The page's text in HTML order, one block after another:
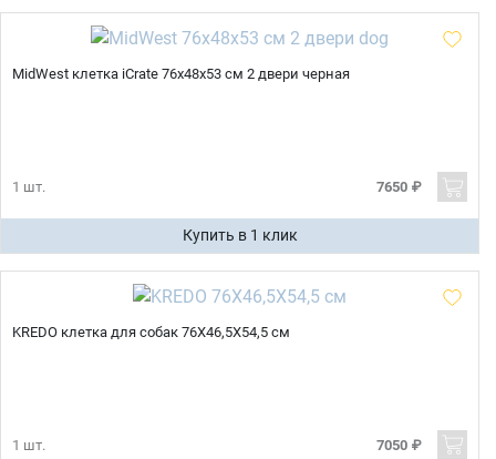
MidWest клетка iCrate 76х48х53 см 2 двери черная
1 шт. 7650 ₽
Купить в 1 клик
KREDO клетка для собак 76Х46,5Х54,5 см
1 шт. 7050 ₽